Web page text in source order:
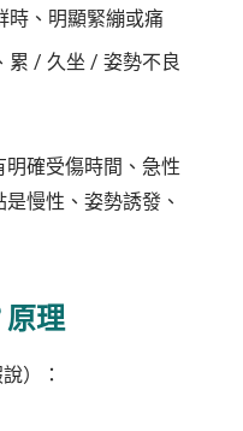
時、明顯緊繃或痛
累 / 久坐 / 姿勢不良
確受傷時間、急性
慢性、姿勢誘發、
原理
）：